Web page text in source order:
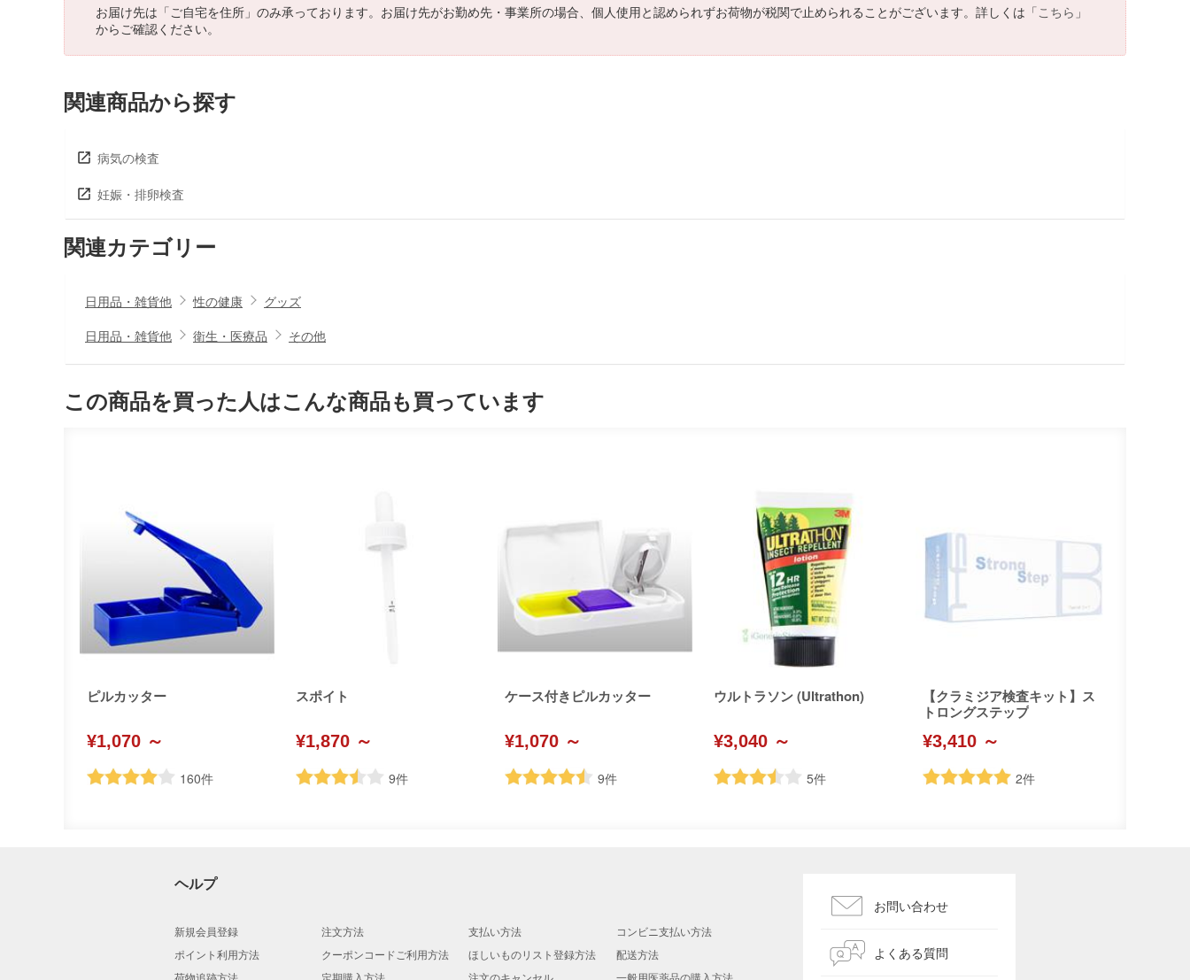
お届け先は「ご自宅を住所」のみ承っております。お届け先がお勤め先・事業所の場合、個人使用と認められずお荷物が税関で止められることがございます。詳しくは「こちら 」
からご確認ください。
関連商品から探す
病気の検査
妊娠・排卵検査
関連カテゴリー
日用品・雑貨他 性の健康
グッズ
日用品・雑貨他
衛生・医療品 その他
この商品を買った人はこんな商品も買っています
ピルカッター
¥1,070 ～
160件
スポイト
¥1,870 ～
9件
ケース付きピルカッター
¥1,070 ～
9件
ウルトラソン (Ultrathon)
¥3,040 ～
5件
【クラミジア検査キット】ス
トロングステップ
¥3,410 ～
2件
ヘルプ
新規会員登録 注文方法 支払い方法
コンビニ支払い方法
ポイント利用方法
クーポンコードご利用方法 ほしいものリスト登録方法
配送方法
荷物追跡方法
定期購入方法 注文のキャンセル 一般用医薬品の購入方法
お問い合わせ
よくある質問